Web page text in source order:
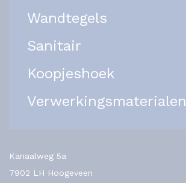
Wandtegels
Sanitair
Koopjeshoek
Verwerkingsmaterialen
Kanaalweg 5a
7902 LH Hoogeveen